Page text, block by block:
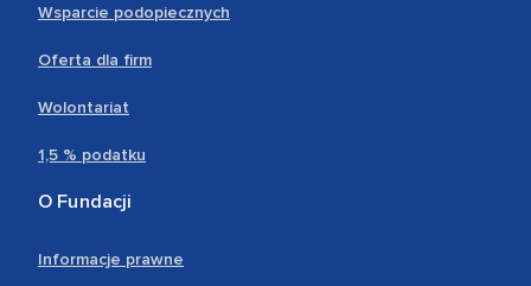
Wsparcie podopiecznych
Oferta dla firm
Wolontariat
1,5 % podatku
O Fundacji
Informacje prawne